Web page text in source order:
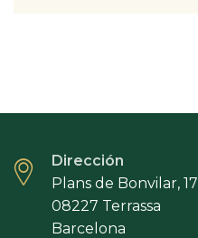
Dirección
Plans de Bonvilar, 17
08227 Terrassa
Barcelona